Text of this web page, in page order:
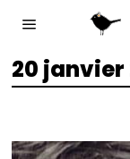
20 janvier